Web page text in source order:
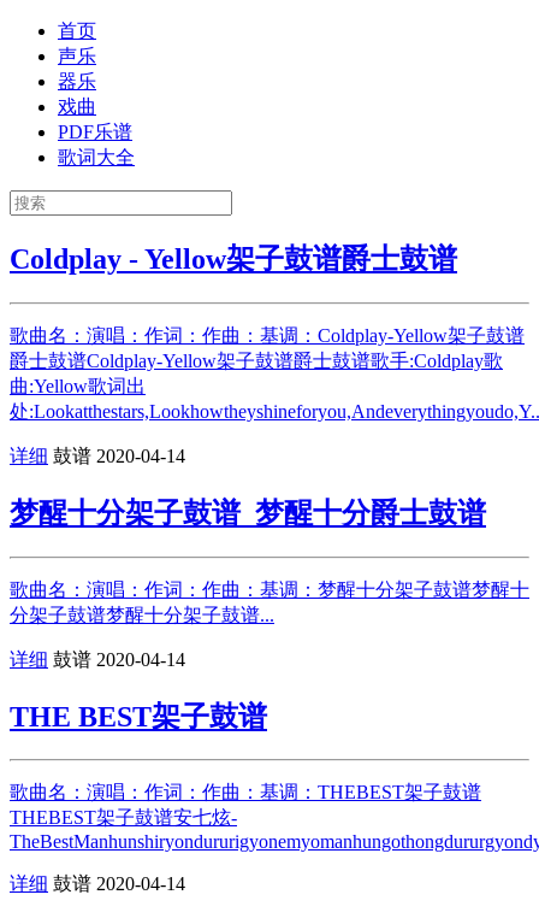
首页
声乐
器乐
戏曲
PDF乐谱
歌词大全
Coldplay - Yellow架子鼓谱爵士鼓谱
歌曲名：演唱：作词：作曲：基调：Coldplay-Yellow架子鼓谱
爵士鼓谱Coldplay-Yellow架子鼓谱爵士鼓谱歌手:Coldplay歌
曲:Yellow歌词出
处
详细 鼓谱 2020-04-14
梦醒十分架子鼓谱_梦醒十分爵士鼓谱
歌曲名：演唱：作词：作曲：基调：梦醒十分架子鼓谱梦醒十
分架子鼓谱梦醒十分架子鼓谱...
详细 鼓谱 2020-04-14
THE BEST架子鼓谱
歌曲名：演唱：作词：作曲：基调：THEBEST架子鼓谱
THEBEST架子鼓谱安七炫-
详细 鼓谱 2020-04-14